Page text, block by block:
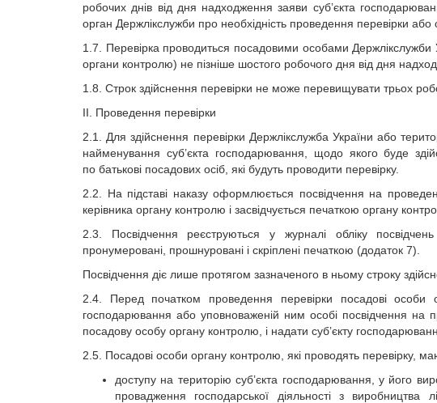
робочих днів від дня надходження заяви суб’єкта
орган Держлікслужби про необхідність проведення перевірки або
1.7. Перевірка проводиться посадовими особами Держлікслужби
органи контролю) не пізніше шостого робочого дня від дня
1.8. Строк здійснення перевірки не може перевищувати трьох
ІІ. Проведення перевірки
2.1. Для здійснення перевірки Держлікслужба України або
найменування суб’єкта господарювання, щодо якого буде
по батькові посадових осіб, які будуть проводити перевірку.
2.2. На підставі наказу оформлюється посвідчення на
керівника органу контролю і засвідчується печаткою органу
2.3. Посвідчення реєструються у журналі обліку
пронумеровані, прошнуровані і скріплені печаткою (додаток 7).
Посвідчення діє лише протягом зазначеного в ньому строку
2.4. Перед початком проведення перевірки посадові особи
господарювання або уповноваженій ним особі посвідчення на
посадову особу органу контролю, і надати суб’єкту
2.5. Посадові особи органу контролю, які проводять перевірку,
доступу на територію суб’єкта господарювання, у його
провадження господарської діяльності з виробництва